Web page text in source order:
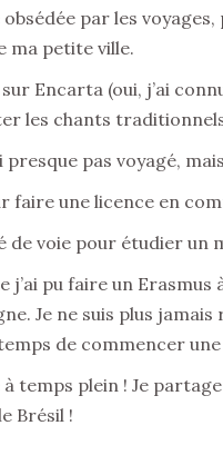
par les
ma petite ville.
sur Encarta (oui, j’ai
les chants
presque pas voyagé,
faire une licence en
de voie pour étudier un
j’ai pu faire un Erasmus
Je ne suis plus
de commencer
temps plein ! Je
Brésil !